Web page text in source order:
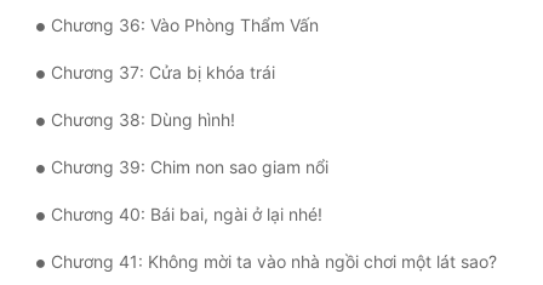
Xây Dựng Thế Lực
Đam Mỹ
Đẹp Hiệp
Chương 36: Vào Phòng Thẩm Vấn
Chương 37: Cửa bị khóa trái
Chương 38: Dùng hình!
Chương 39: Chim non sao giam nổi
Chương 40: Bái bai, ngài ở lại nhé!
Chương 41: Không mời ta vào nhà ngồi chơi một lát sao?